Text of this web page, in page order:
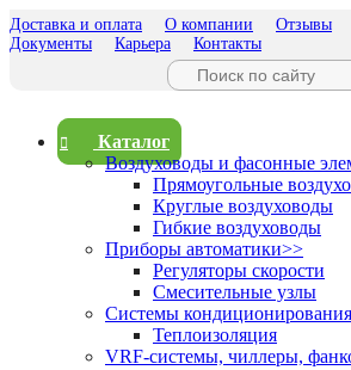
Доставка и оплата О компании Отзывы
Документы
Карьера Контакты
Каталог
Воздуховоды и фасонные
Прямоугольные
Круглые воздуховоды
Гибкие воздуховоды
Приборы автоматики>>
Регуляторы скорости
Смесительные узлы
Системы кондиционирования
Теплоизоляция
VRF-системы, чиллеры,